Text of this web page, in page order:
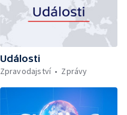
Události
Zpravodajství
Zprávy